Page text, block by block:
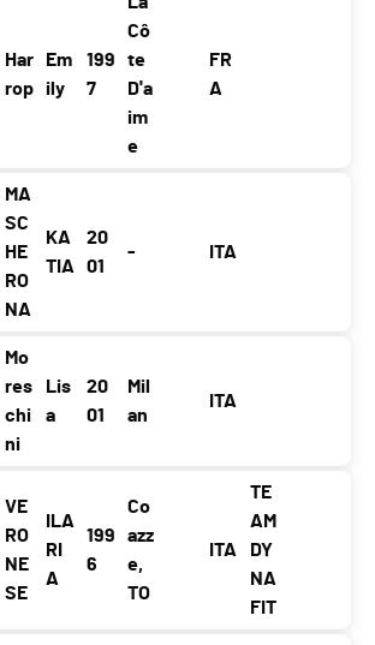
Har
rop
Em
ily
199
7
Cô
te
D'a
im
e
FR
A
MA
SC
HE
RO
NA
KA
TIA
20
01
- ITA
Mo
res
chi
ni
Lis
a
20
01
Mil
an
ITA
VE
RO
NE
SE
ILA
RI
A
199
6
Co
azz
e,
TO
ITA
TE
AM
DY
NA
FIT